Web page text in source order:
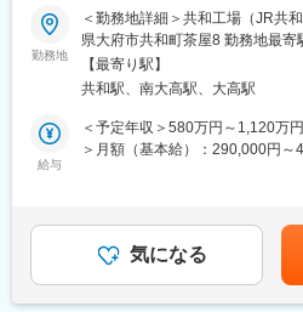
ン力、リーダー・マネージャー
ューマンスキルの両軸で育成に
LABO」はカフェのような落ち着
自由に利用しているエンジニアも
■当社について：
ていない新製品の開発など様々
ら60年日本のモノづくりを支え
試作～資材調達～開発設計～製
お客様のご要望に対応できるこ
■職務概要：
電池開発における製品、生産プロ
発をお任せします。
・電池高性能化のため、材料開
発、生産プロセス開発
・開発を加速するための新規
（1）材料開発
・内容：第一原理計算、分子動
勤務地
＜勤務地詳細＞共和工場（JR共
県大府市共和町茶屋8 勤務地最
喫煙対策：屋内全面禁煙変更の
ートワーク含む）
【最寄り駅】
共和駅、南大高駅、大高駅
給与
＜予定年収＞580万円～1,120万
＞月額（基本給）：290,000円
（賞与・家族手当含む、残業代
1,350万円（賞与含む）※あくま
により変動賃金はあくまでも目安
下する可能性があります。月給(
気になる